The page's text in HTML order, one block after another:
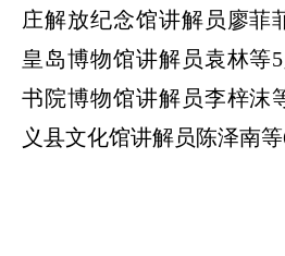
庄解放纪念馆讲解员廖菲
皇岛博物馆讲解员袁林等
书院博物馆讲解员李梓沫
义县文化馆讲解员陈泽南等